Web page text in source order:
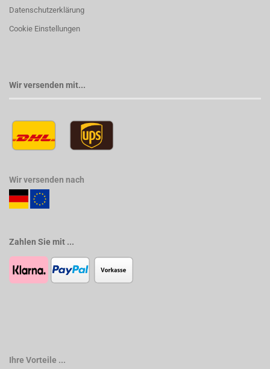
Datenschutzerklärung
Cookie Einstellungen
Wir versenden mit...
Wir versenden nach
Zahlen Sie mit ...
Ihre Vorteile ...